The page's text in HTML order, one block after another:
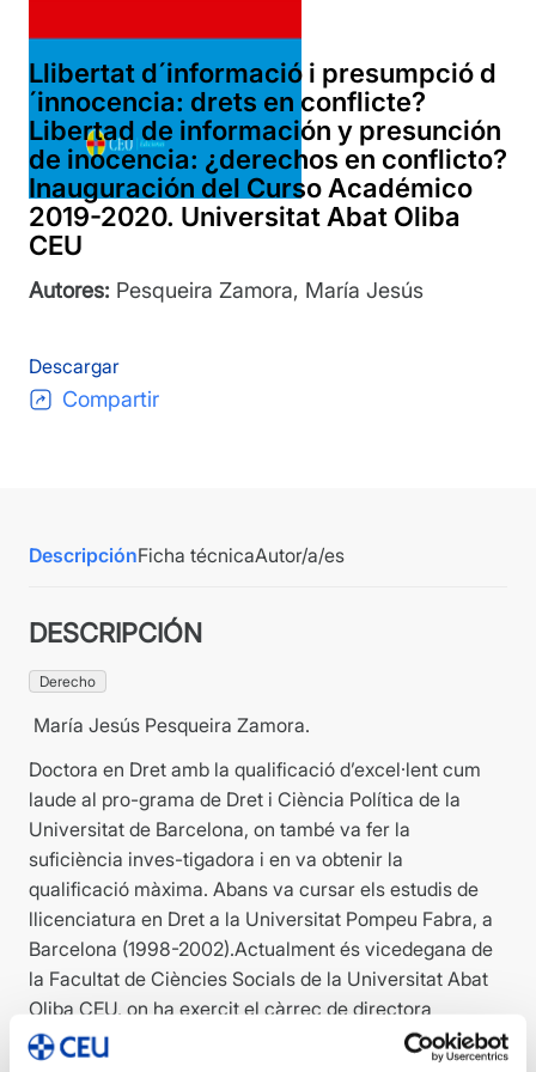
Llibertat d´informació i presumpció d
´innocencia: drets en conflicte?
Libertad de información y presunción
de inocencia: ¿derechos en conflicto?
Inauguración del Curso Académico
2019-2020. Universitat Abat Oliba
CEU
Autores: Pesqueira Zamora, María Jesús
Descargar
Compartir
DescripciónFicha técnicaAutor/a/es
DESCRIPCIÓN
Derecho
María Jesús Pesqueira Zamora.
Doctora en Dret amb la qualificació d’excel·lent cum
laude al pro-grama de Dret i Ciència Política de la
Universitat de Barcelona, on també va fer la
suficiència inves-tigadora i en va obtenir la
qualificació màxima. Abans va cursar els estudis de
llicenciatura en Dret a la Universitat Pompeu Fabra, a
Barcelona (1998-2002).Actualment és vicedegana de
la Facultat de Ciències Socials de la Universitat Abat
Oliba CEU, on ha exercit el càrrec de directora
d’estudis del grau en Criminologia i Seguretat, ha estat